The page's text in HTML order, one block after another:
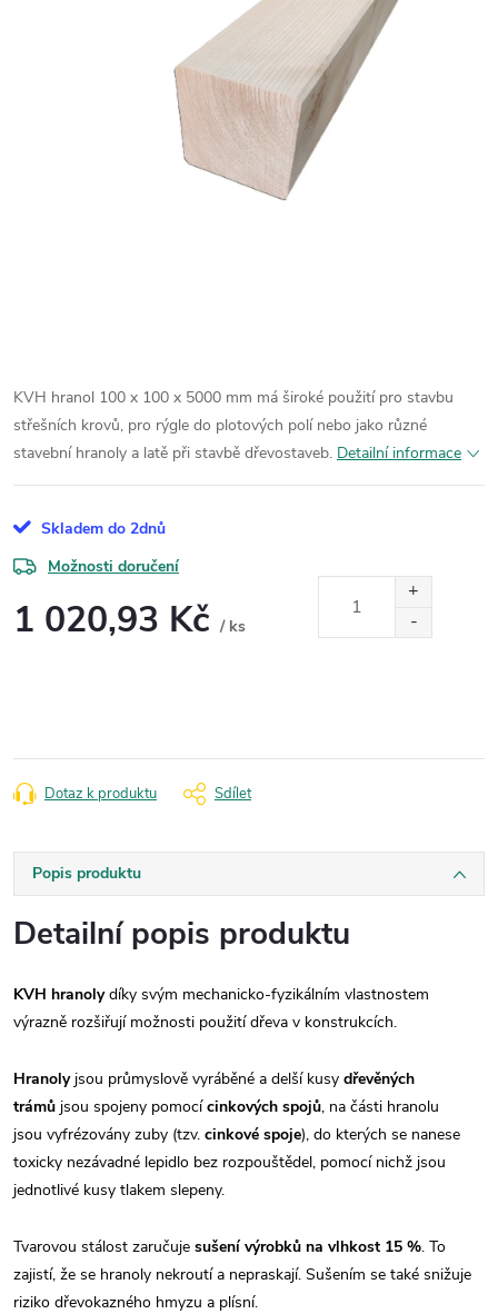
KVH hranol 100 x 100 x 5000 mm má široké použití pro stavbu
střešních krovů, pro rýgle do plotových polí nebo jako různé
stavební hranoly a latě při stavbě dřevostaveb. Detailní informace
Skladem do 2dnů
Možnosti doručení
1 020,93 Kč / ks
Dotaz k produktu Sdílet
Popis produktu
Detailní popis produktu
KVH hranolydíky svým mechanicko-fyzikálním vlastnostem
výrazně rozšiřují možnosti použití dřeva v konstrukcích.
Hranolyjsou průmyslově vyráběné a delší kusy dřevěných
trámů jsou spojeny pomocícinkových spojů, na části hranolu
jsou vyfrézovány zuby (tzv. cinkové spoje), do kterých se nanese
toxicky nezávadné lepidlo bez rozpouštědel, pomocí nichž jsou
jednotlivé kusy tlakem slepeny.
Tvarovou stálost zaručuje sušení výrobků na vlhkost 15 %. To
zajistí, že se hranoly nekroutí a nepraskají. Sušením se také snižuje
riziko dřevokazného hmyzu a plísní.